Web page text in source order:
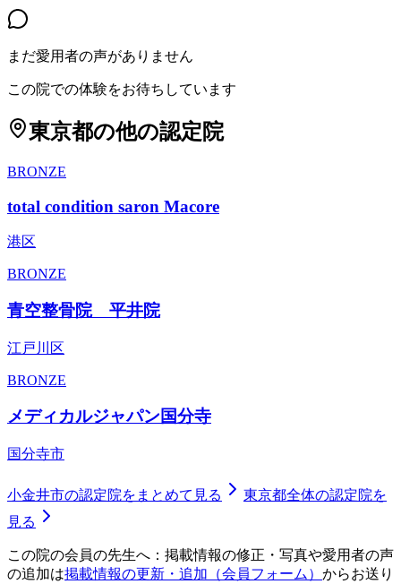
まだ愛用者の声がありません
この院での体験をお待ちしています
東京都の他の認定院
BRONZE
total condition saron Macore
港区
BRONZE
青空整骨院 平井院
江戸川区
BRONZE
メディカルジャパン国分寺
国分寺市
小金井市の認定院をまとめて見る 東京都全体の認定院を
見る
この院の会員の先生へ：掲載情報の修正・写真や愛用者の声
の追加は掲載情報の更新・追加（会員フォーム） からお送り